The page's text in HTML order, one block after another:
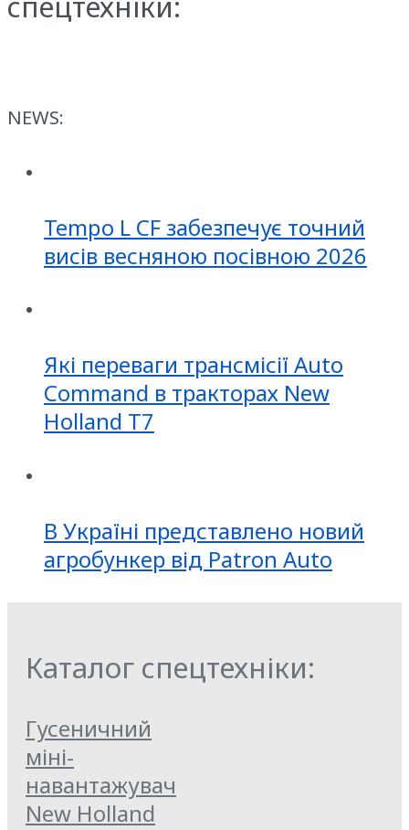
NEWS:
Tempo L CF забезпечує точний
висів весняною посівною 2026
Які переваги трансмісії Auto
Command в тракторах New
Holland T7
В Україні представлено новий
агробункер від Patron Auto
Каталог спецтехніки:
Гусеничний
міні-
навантажувач
New Holland